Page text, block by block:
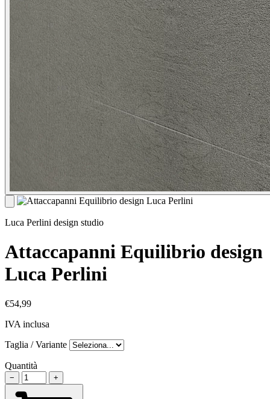
Luca Perlini design studio
Attaccapanni Equilibrio design
Luca Perlini
€54,99
IVA inclusa
Taglia / Variante
Quantità
− +